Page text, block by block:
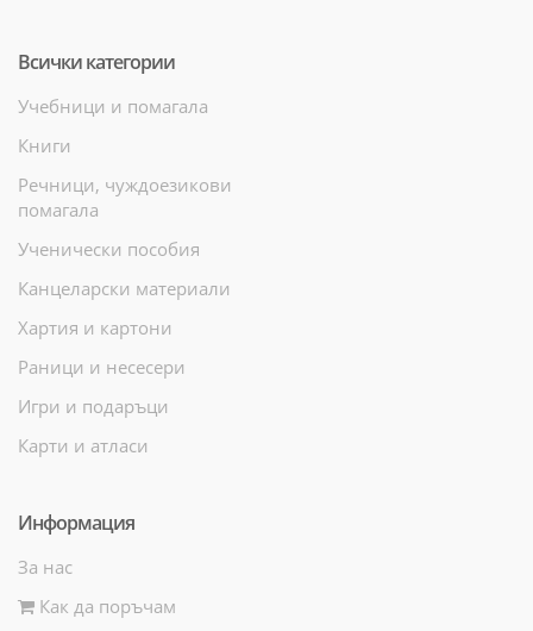
Всички категории
Учебници и помагала
Книги
Речници, чуждоезикови
помагала
Ученически пособия
Канцеларски материали
Хартия и картони
Раници и несесери
Игри и подаръци
Карти и атласи
Информация
За нас
Как да поръчам